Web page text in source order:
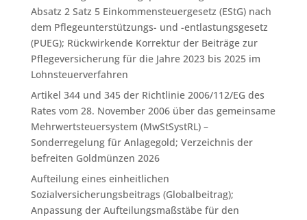
Absatz 2 Satz 5 Einkommensteuergesetz (EStG) nach
dem Pflegeunterstützungs- und -entlastungsgesetz
(PUEG); Rückwirkende Korrektur der Beiträge zur
Pflegeversicherung für die Jahre 2023 bis 2025 im
Lohnsteuerverfahren
Artikel 344 und 345 der Richtlinie 2006/112/EG des
Rates vom 28. November 2006 über das gemeinsame
Mehrwertsteuersystem (MwStSystRL) –
Sonderregelung für Anlagegold; Verzeichnis der
befreiten Goldmünzen 2026
Aufteilung eines einheitlichen
Sozialversicherungsbeitrags (Globalbeitrag);
Anpassung der Aufteilungsmaßstäbe für den